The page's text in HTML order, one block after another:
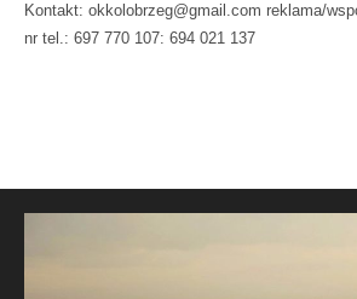
Kontakt: okkolobrzeg@gmail.com reklama/
nr tel.: 697 770 107: 694 021 137